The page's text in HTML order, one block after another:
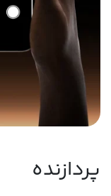
پردازنده